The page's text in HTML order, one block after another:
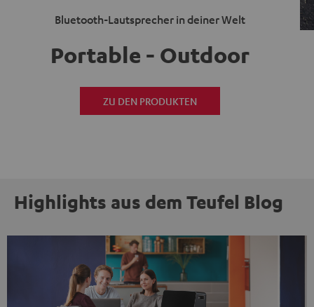
Bluetooth-Lautsprecher in deiner Welt
Portable - Outdoor
ZU DEN PRODUKTEN
Highlights aus dem Teufel Blog